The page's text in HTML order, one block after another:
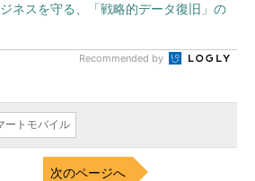
ネスを守る、「戦略的データ復旧」の
Recommended by
ートモバイル
次のページへ